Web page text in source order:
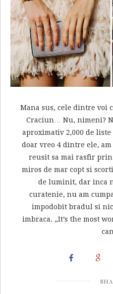
Mana sus, cele dintre voi
Craciun… Nu, nimeni?
aproximativ 2,000 de
doar vreo 4 dintre ele,
reusit sa mai rasfir
miros de mar copt si
de luminit, dar inca
curatenie, nu am
impodobit bradul si
imbraca. „It’s the most